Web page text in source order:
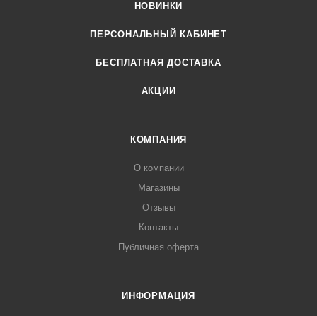
НОВИНКИ
ПЕРСОНАЛЬНЫЙ КАБИНЕТ
БЕСПЛАТНАЯ ДОСТАВКА
АКЦИИ
КОМПАНИЯ
О компании
Магазины
Отзывы
Контакты
Публичная оферта
ИНФОРМАЦИЯ